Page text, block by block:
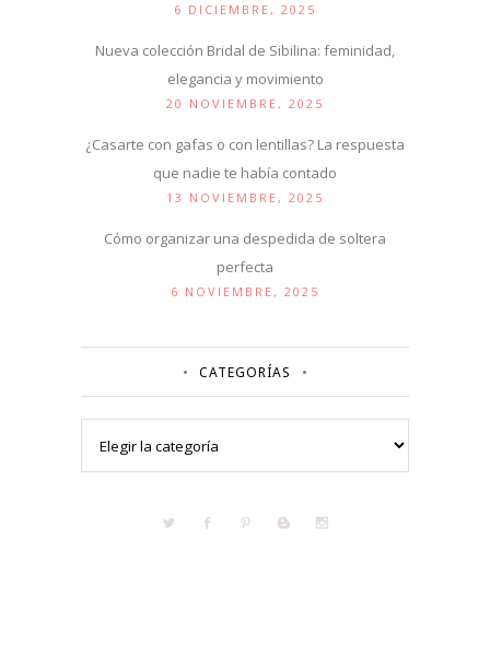
6 DICIEMBRE, 2025
Nueva colección Bridal de Sibilina: feminidad,
elegancia y movimiento
20 NOVIEMBRE, 2025
¿Casarte con gafas o con lentillas? La respuesta
que nadie te había contado
13 NOVIEMBRE, 2025
Cómo organizar una despedida de soltera
perfecta
6 NOVIEMBRE, 2025
CATEGORÍAS